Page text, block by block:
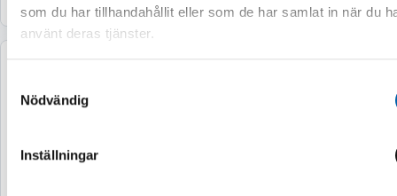
som du har tillhandahållit eller som de har samlat in när du
använt deras tjänster.
Nödvändig
Inställningar